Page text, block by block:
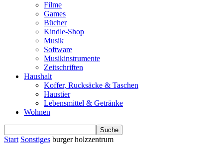
Filme
Games
Bücher
Kindle-Shop
Musik
Software
Musikinstrumente
Zeitschriften
Haushalt
Koffer, Rucksäcke & Taschen
Haustier
Lebensmittel & Getränke
Wohnen
Start Sonstiges burger holzzentrum